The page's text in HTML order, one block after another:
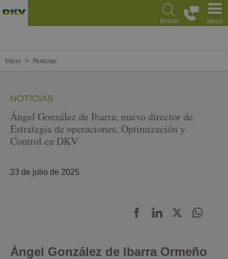
Buscar Menú
Inicio Noticias
NOTICIAS
Ángel González de Ibarra, nuevo director de
Estrategia de operaciones, Optimización y
Control en DKV
23 de julio de 2025
Ángel González de Ibarra Ormeño